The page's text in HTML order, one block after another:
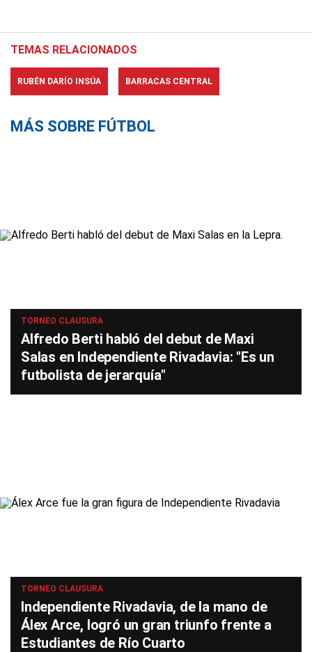
TEMAS RELACIONADOS
RUBÉN DARÍO INSÚA BARRACAS CENTRAL
MÁS SOBRE FÚTBOL
TORNEO CLAUSURA
Alfredo Berti habló del debut de Maxi
Salas en Independiente Rivadavia: "Es un
futbolista de jerarquía"
TORNEO CLAUSURA
Independiente Rivadavia, de la mano de
Álex Arce, logró un gran triunfo frente a
Estudiantes de Río Cuarto